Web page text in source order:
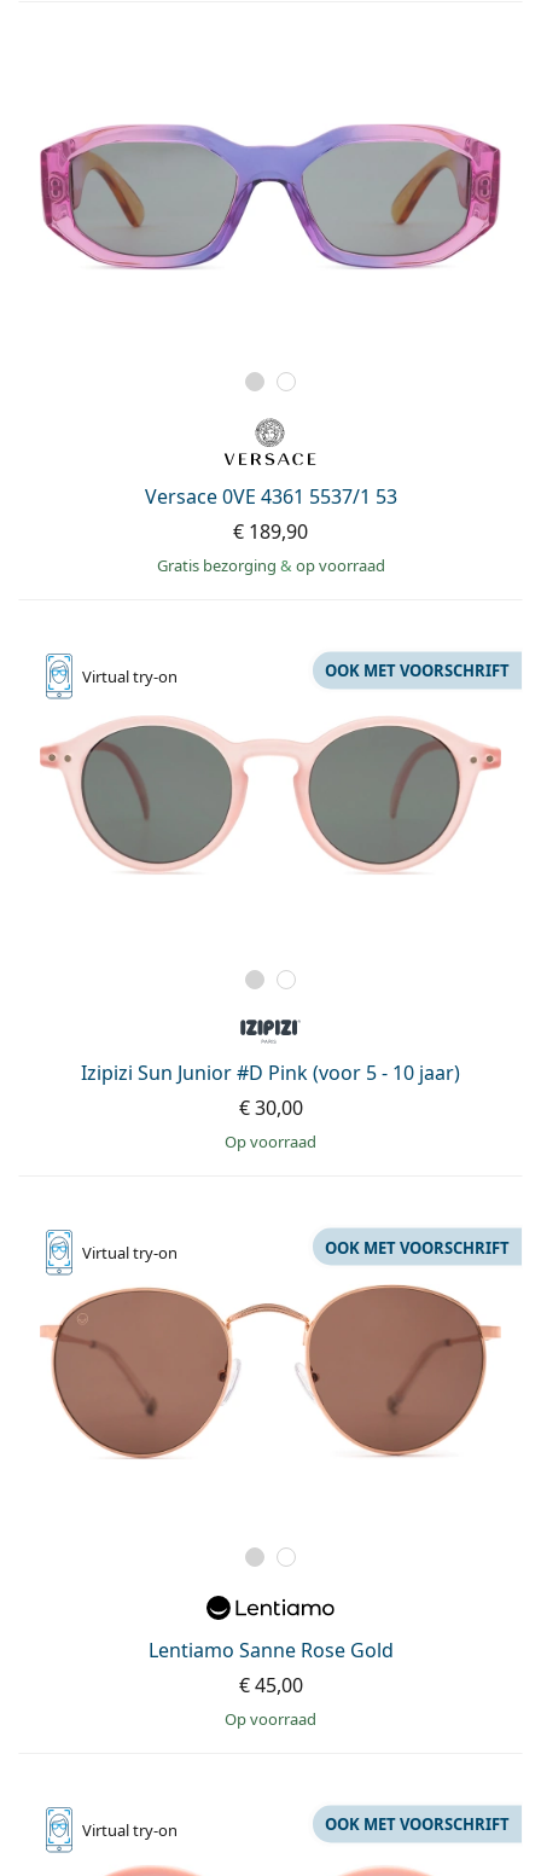
Versace 0VE 4361 5537/1 53
€ 189,90
Gratis bezorging & op voorraad
Virtualtry-on
Izipizi Sun Junior #D Pink (voor 5 - 10 jaar)
OOK MET VOORSCHRIFT
€ 30,00
op voorraad
Virtualtry-on
Lentiamo Sanne Rose Gold
OOK MET VOORSCHRIFT
€ 45,00
op voorraad
Virtualtry-on OOK MET VOORSCHRIFT